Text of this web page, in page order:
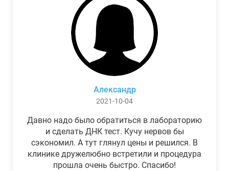
Александр
2021-10-04
Давно надо было обратиться в лабораторию
и сделать ДНК тест. Кучу нервов бы
сэкономил. А тут глянул цены и решился. В
клинике дружелюбно встретили и процедура
прошла очень быстро. Спасибо!